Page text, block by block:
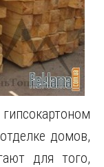
домов,
для того,